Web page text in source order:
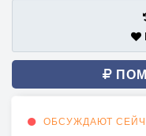
ОБСУЖДАЮТ